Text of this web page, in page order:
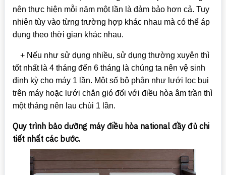
nên thực hiện mỗi năm một lần là đảm bảo hơn cả. Tuy
nhiên tùy vào từng trường hợp khác nhau mà có thể áp
dụng theo thời gian khác nhau.
+ Nếu như sử dụng nhiều, sử dụng thường xuyên thì
tốt nhất là 4 tháng đến 6 tháng là chúng ta nên vệ sinh
định kỳ cho máy 1 lần. Một số bộ phận như lưới lọc bụi
trên máy hoặc lưới chắn gió đối với điều hòa âm trần thì
một tháng nên lau chùi 1 lần.
Quy trình bảo dưỡng máy điều hòa national đầy đủ chi
tiết nhất các bước.